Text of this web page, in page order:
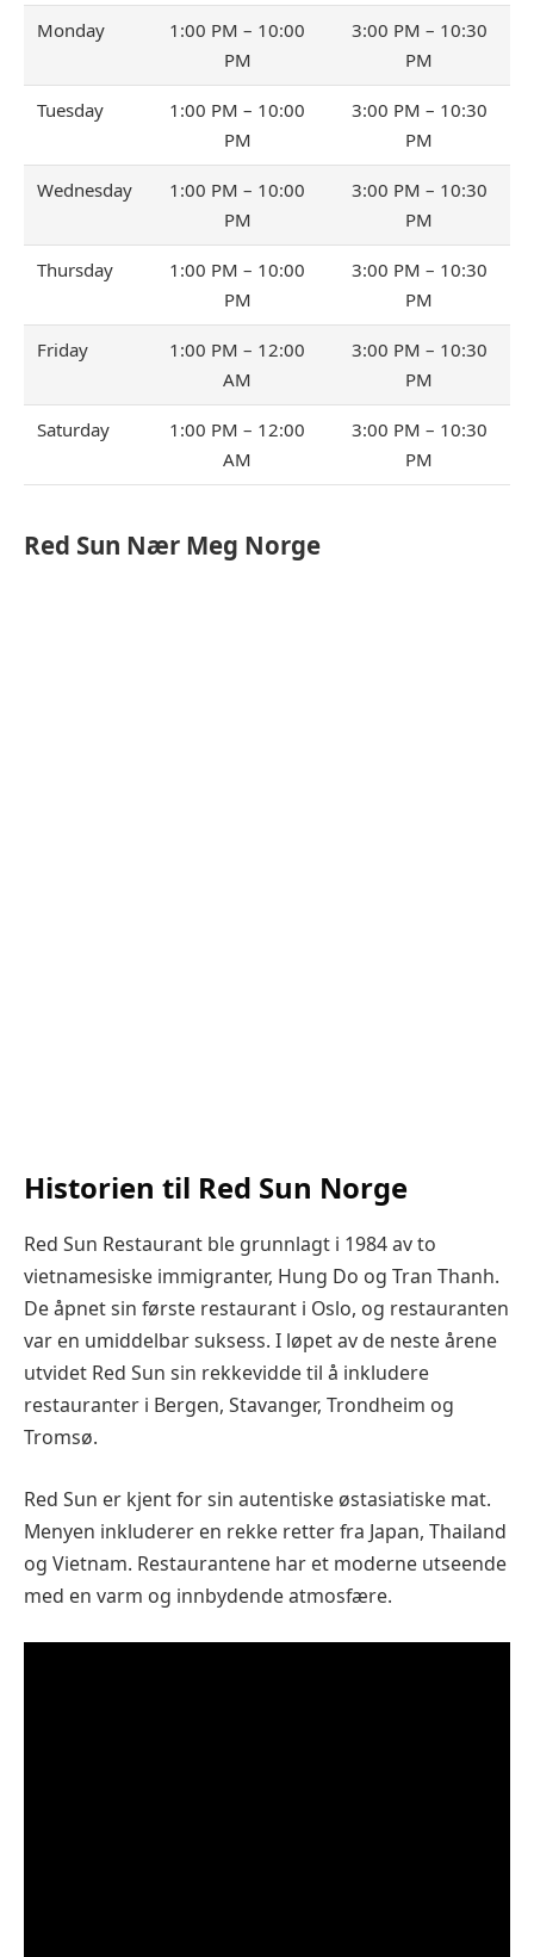
Monday
1:00 PM – 10:00
PM
3:00 PM – 10:30
PM
Tuesday
1:00 PM – 10:00
PM
3:00 PM – 10:30
PM
Wednesday
1:00 PM – 10:00
PM
3:00 PM – 10:30
PM
Thursday
1:00 PM – 10:00
PM
3:00 PM – 10:30
PM
Friday
1:00 PM – 12:00
AM
3:00 PM – 10:30
PM
Saturday
1:00 PM – 12:00
AM
3:00 PM – 10:30
PM
Red Sun Nær Meg Norge
Historien til Red Sun Norge
Red Sun Restaurant ble grunnlagt i 1984 av to
vietnamesiske immigranter, Hung Do og Tran Thanh.
De åpnet sin første restaurant i Oslo, og restauranten
var en umiddelbar suksess. I løpet av de neste årene
utvidet Red Sun sin rekkevidde til å inkludere
restauranter i Bergen, Stavanger, Trondheim og
Tromsø.
Red Sun er kjent for sin autentiske østasiatiske mat.
Menyen inkluderer en rekke retter fra Japan, Thailand
og Vietnam. Restaurantene har et moderne utseende
med en varm og innbydende atmosfære.